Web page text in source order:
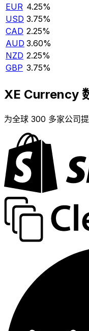
EUR 4.25%
USD 3.75%
CAD 2.25%
AUD 3.60%
NZD 2.25%
GBP 3.75%
XE Currency
为全球 300 多家公司